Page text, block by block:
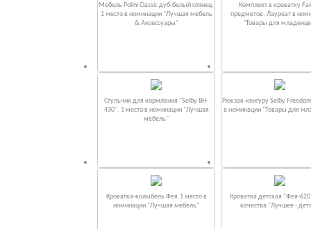
Мебель Polini Classic дуб-белый глянец.
1 место в номинации "Лучшая мебель
& Аксессуары"
Комплект в кроватку
предметов. Лауреат в
“Товары для
Стульчик для кормления "Selby BH-
430". 1 место в номинации "Лучшая
мебель"
Рюкзак-кенгуру Selby
в номинации “Товары для
Кроватка-колыбель Фея.1 место в
номинации "Лучшая мебель"
Кроватка детская "Фея-
качества "Лучшее -